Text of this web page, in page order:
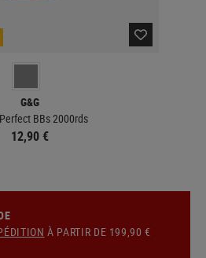
G&G
BBs 2000rds
12,90 €
À PARTIR DE 199,90 €